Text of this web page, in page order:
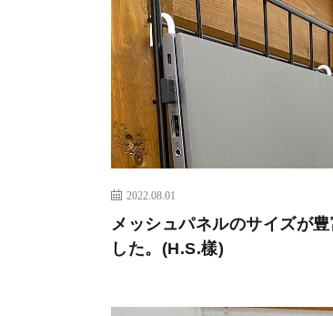
2022.08.01
メッシュパネルのサイズが
した。(H.S.樣)